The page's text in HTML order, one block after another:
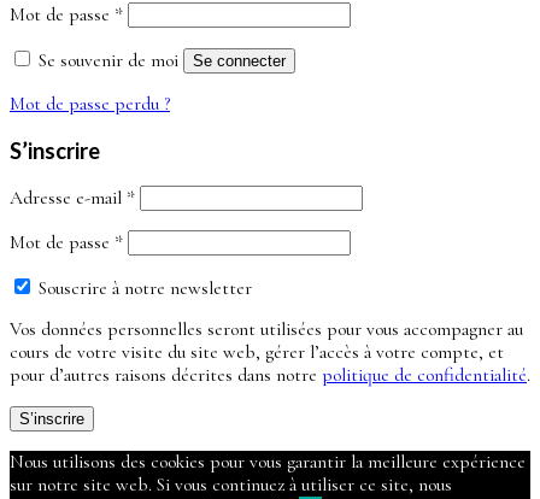
Mot de passe *Obligatoire
Se souvenir de moi Se connecter
Mot de passe perdu ?
S’inscrire
Adresse e-mail *Obligatoire
Mot de passe *Obligatoire
Souscrire à notre newsletter
Vos données personnelles seront utilisées pour vous accompagner au
cours de votre visite du site web, gérer l’accès à votre compte, et
pour d’autres raisons décrites dans notre politique de confidentialité.
S’inscrire
Nous utilisons des cookies pour vous garantir la meilleure expérience
sur notre site web. Si vous continuez à utiliser ce site, nous